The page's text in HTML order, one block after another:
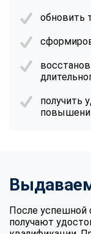
обновить
получить
После успешной
получают